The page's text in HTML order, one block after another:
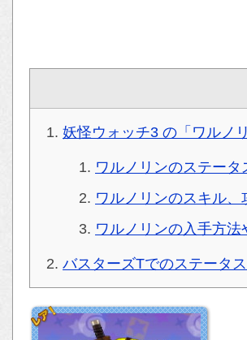
妖怪ウォッチ3 の「ワルノ
ワルノリンのステータ
ワルノリンのスキル
ワルノリンの入手方
バスターズTでのステータ